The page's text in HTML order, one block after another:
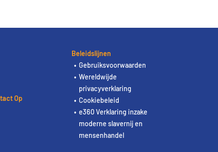
Op
Beleidslijnen
Gebruiksvoorwaarden
Wereldwijde
privacyverklaring
Cookiebeleid
e360 Verklaring inzake
moderne slavernij en
mensenhandel